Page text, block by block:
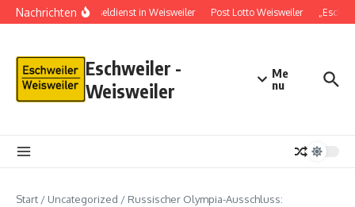
NachrichtenSchlüsseldienst in Weisweiler Post Lotto Weisweiler
Eschweiler -
Weisweiler
Me
nu
Start / Uncategorized / Russischer Olympia-Ausschluss: